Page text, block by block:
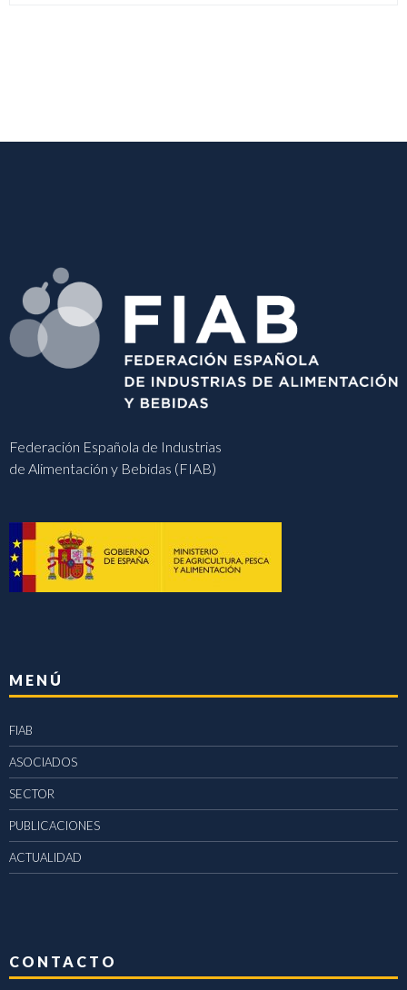
Federación Española de Industrias
de Alimentación y Bebidas (FIAB)
MENÚ
FIAB
ASOCIADOS
SECTOR
PUBLICACIONES
ACTUALIDAD
CONTACTO